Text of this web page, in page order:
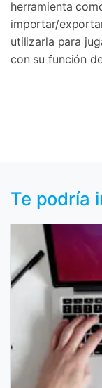
herramienta
importar/
utilizarla para
con su función
Te podría